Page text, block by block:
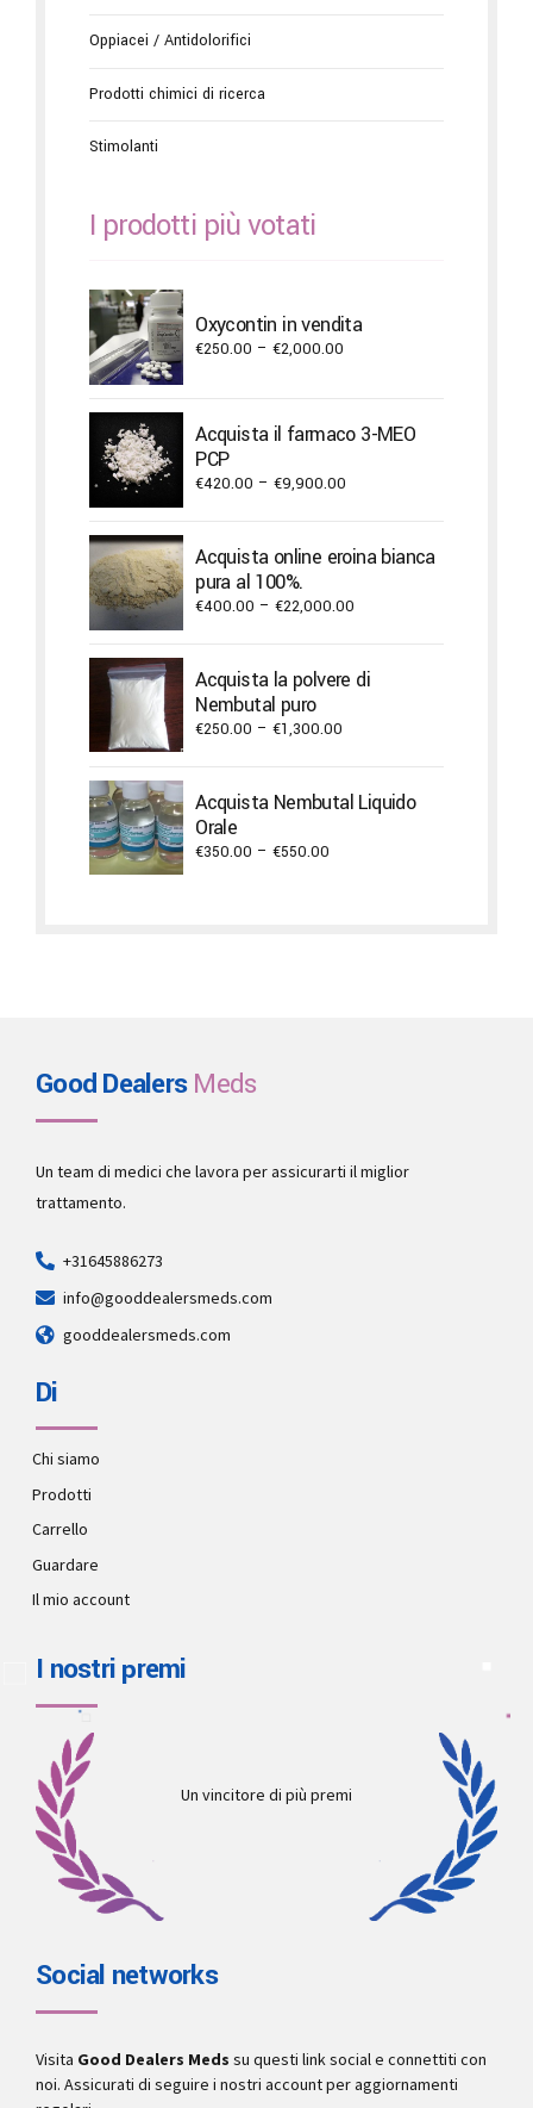
Oppiacei / Antidolorifici
Prodotti chimici di ricerca
Stimolanti
I prodotti più votati
Oxycontin in vendita
€250.00 – €2,000.00
through
€2,000.00
Acquista il farmaco 3-MEO
PCP
€420.00 – €9,900.00
through
Acquista online eroina bianca
pura al 100%.
€400.00 – €22,000.00
through
Acquista la polvere di
Nembutal puro
€250.00 – €1,300.00
through
Acquista Nembutal Liquido
Orale
€350.00 – €550.00
Good DealersMeds
Un team di medici che lavora per assicurarti il miglior
trattamento.
+31645886273
info@gooddealersmeds.com
gooddealersmeds.com
Di
Chi siamo
Prodotti
Carrello
Guardare
Il mio account
I nostri premi
Un vincitore di più premi
Social networks
Visita Good Dealers Meds su questi link social e connettiti con
noi. Assicurati di seguire i nostri account per aggiornamenti